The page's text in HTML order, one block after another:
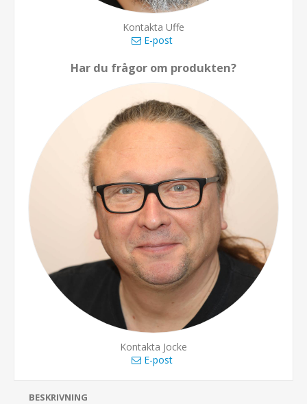
Kontakta Uffe
E-post
Har du frågor om produkten?
Kontakta Jocke
E-post
BESKRIVNING